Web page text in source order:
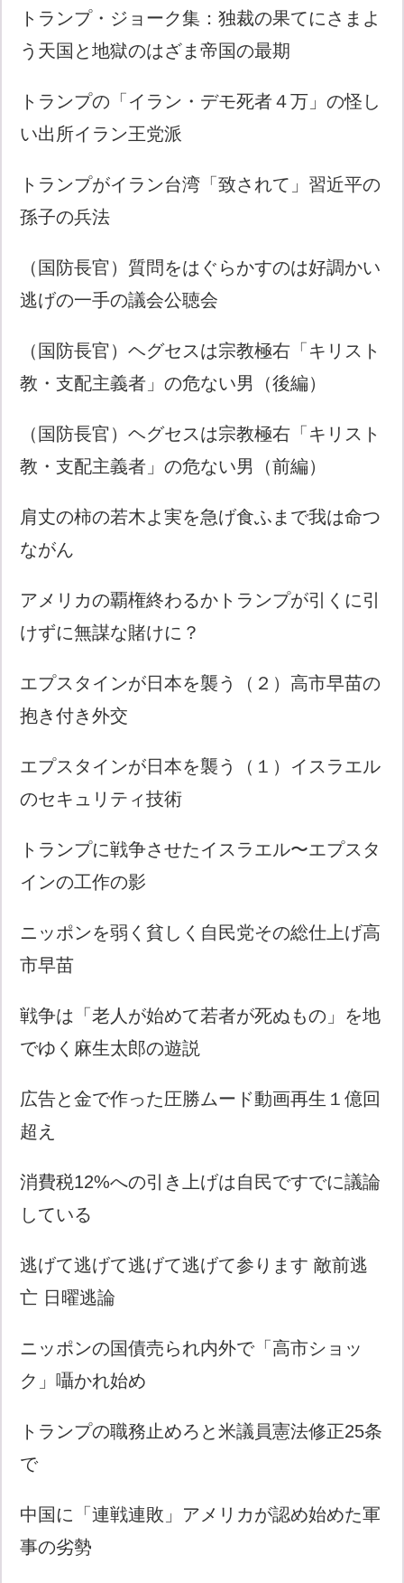
トランプ・ジョーク集：独裁の果てにさまよ
う天国と地獄のはざま帝国の最期
トランプの「イラン・デモ死者４万」の怪し
い出所イラン王党派
トランプがイラン台湾「致されて」習近平の
孫子の兵法
（国防長官）質問をはぐらかすのは好調かい
逃げの一手の議会公聴会
（国防長官）ヘグセスは宗教極右「キリスト
教・支配主義者」の危ない男（後編）
（国防長官）ヘグセスは宗教極右「キリスト
教・支配主義者」の危ない男（前編）
肩丈の柿の若木よ実を急げ食ふまで我は命つ
ながん
アメリカの覇権終わるかトランプが引くに引
けずに無謀な賭けに？
エプスタインが日本を襲う（２）高市早苗の
抱き付き外交
エプスタインが日本を襲う（１）イスラエル
のセキュリティ技術
トランプに戦争させたイスラエル〜エプスタ
インの工作の影
ニッポンを弱く貧しく自民党その総仕上げ高
市早苗
戦争は「老人が始めて若者が死ぬもの」を地
でゆく麻生太郎の遊説
広告と金で作った圧勝ムード動画再生１億回
超え
消費税12%への引き上げは自民ですでに議論
している
逃げて逃げて逃げて逃げて参ります 敵前逃
亡 日曜逃論
ニッポンの国債売られ内外で「高市ショッ
ク」囁かれ始め
トランプの職務止めろと米議員憲法修正25条
で
中国に「連戦連敗」アメリカが認め始めた軍
事の劣勢